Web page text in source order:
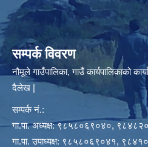
सम्पर्क विवरण
नौमूले गाउँपालिका, गाउँ कार्यपालिकाको
दैलेख |
सम्पर्क नं.:
गा.पा. अध्यक्ष: ९८५८०६९०४०,
गा.पा. उपाध्यक्ष: ९८५८०६९०४१,